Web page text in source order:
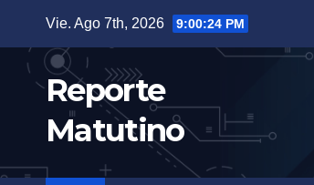
contenido
Vie. Ago 7th, 2026 9:00:25 PM
Reporte
Matutino